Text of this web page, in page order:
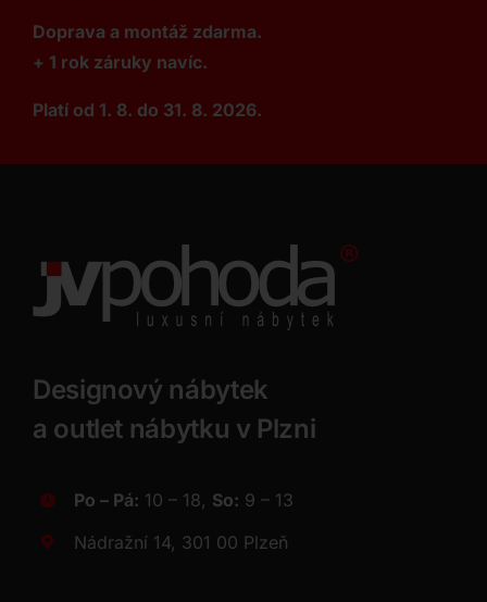
Doprava a montáž zdarma.
+ 1 rok záruky navíc.
Platí od 1. 8. do 31. 8. 2026.
Designový nábytek
a outlet nábytku v Plzni
Po – Pá: 10 – 18, So: 9 – 13
Nádražní 14, 301 00 Plzeň